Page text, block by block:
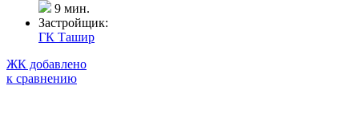
9 мин.
Застройщик:
ГК Ташир
ЖК добавлено
к сравнению